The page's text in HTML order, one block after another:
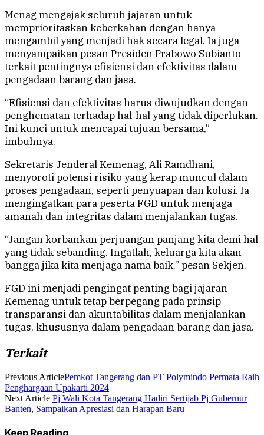
Menag mengajak seluruh jajaran untuk
memprioritaskan keberkahan dengan hanya
mengambil yang menjadi hak secara legal. Ia juga
menyampaikan pesan Presiden Prabowo Subianto
terkait pentingnya efisiensi dan efektivitas dalam
pengadaan barang dan jasa.
“Efisiensi dan efektivitas harus diwujudkan dengan
penghematan terhadap hal-hal yang tidak diperlukan.
Ini kunci untuk mencapai tujuan bersama,”
imbuhnya.
Sekretaris Jenderal Kemenag, Ali Ramdhani,
menyoroti potensi risiko yang kerap muncul dalam
proses pengadaan, seperti penyuapan dan kolusi. Ia
mengingatkan para peserta FGD untuk menjaga
amanah dan integritas dalam menjalankan tugas.
“Jangan korbankan perjuangan panjang kita demi hal
yang tidak sebanding. Ingatlah, keluarga kita akan
bangga jika kita menjaga nama baik,” pesan Sekjen.
FGD ini menjadi pengingat penting bagi jajaran
Kemenag untuk tetap berpegang pada prinsip
transparansi dan akuntabilitas dalam menjalankan
tugas, khususnya dalam pengadaan barang dan jasa.
Terkait
Previous ArticlePemkot Tangerang dan PT Polymindo Permata Raih
Penghargaan Upakarti 2024
Next Article Pj Wali Kota Tangerang Hadiri Sertijab Pj Gubernur
Banten, Sampaikan Apresiasi dan Harapan Baru